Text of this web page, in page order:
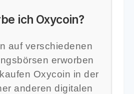
ich Oxycoin?
auf verschiedenen
erworben
Oxycoin in der
anderen digitalen